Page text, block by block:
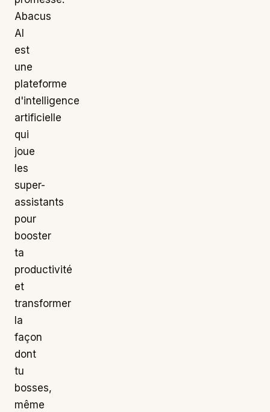
Abacus
AI
est
une
plateforme
d'intelligence
artificielle
qui
joue
les
super-
assistants
pour
booster
ta
productivité
et
transformer
la
façon
dont
tu
bosses,
même